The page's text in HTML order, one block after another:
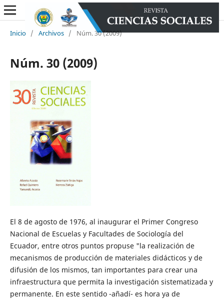
Inicio / Archivos / Núm. 30 (2009)
Núm. 30 (2009)
El 8 de agosto de 1976, al inaugurar el Primer Congreso
Nacional de Escuelas y Facultades de Sociología del
Ecuador, entre otros puntos propuse "la realización de
mecanismos de producción de materiales didácticos y de
difusión de los mismos, tan importantes para crear una
infraestructura que permita la investigación sistematizada y
permanente. En este sentido -añadí- es hora ya de